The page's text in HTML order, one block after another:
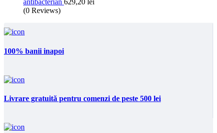
antibacterian 629,20 lei
(0 Reviews)
100% banii inapoi
Livrare gratuită pentru comenzi de peste 500 lei